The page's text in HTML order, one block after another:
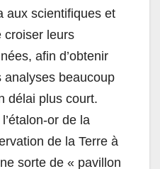
aux scientifiques et
croiser leurs
afin d’obtenir
analyses beaucoup
délai plus court.
or de la
de la Terre à
sorte de « pavillon